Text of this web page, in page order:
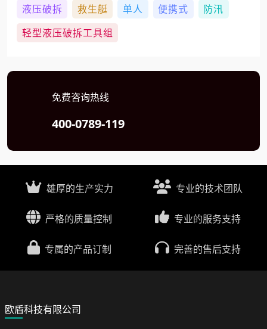
液压破拆
救生艇 单人 便携式
防汛
轻型液压破拆工具组
免费咨询热线
400-0789-119
雄厚的生产实力 专业的技术团队
严格的质量控制 专业的服务支持
专属的产品订制 完善的售后支持
欧盾科技有限公司